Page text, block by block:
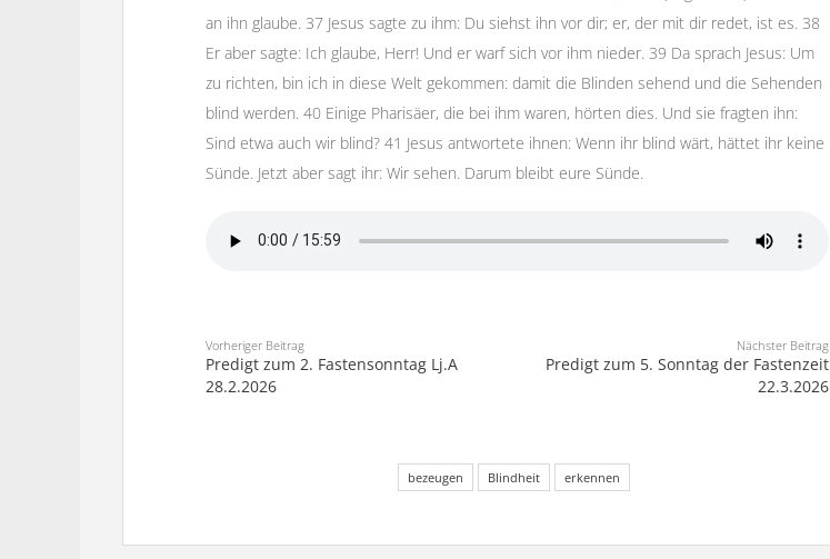
an ihn glaube. 37 Jesus sagte zu ihm: Du siehst ihn vor dir; er, der mit dir redet, ist es. 38
Er aber sagte: Ich glaube, Herr! Und er warf sich vor ihm nieder. 39 Da sprach Jesus: Um
zu richten, bin ich in diese Welt gekommen: damit die Blinden sehend und die Sehenden
blind werden. 40 Einige Pharisäer, die bei ihm waren, hörten dies. Und sie fragten ihn:
Sind etwa auch wir blind? 41 Jesus antwortete ihnen: Wenn ihr blind wärt, hättet ihr keine
Sünde. Jetzt aber sagt ihr: Wir sehen. Darum bleibt eure Sünde.
Vorheriger Beitrag
Predigt zum 2. Fastensonntag Lj.A
28.2.2026
Nächster Beitrag
Predigt zum 5. Sonntag der Fastenzeit
22.3.2026
bezeugen Blindheit erkennen